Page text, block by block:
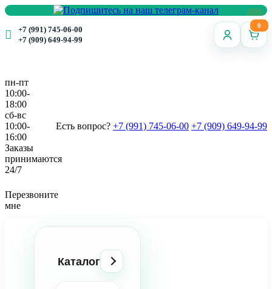
+7 (991) 745-06-00
+7 (909) 649-94-99
0
пн-пт
10:00-
18:00
сб-вс
10:00-
16:00
Заказы
принимаются
24/7
Есть вопрос? +7 (991) 745-06-00 +7 (909) 649-94-99
Перезвоните
мне
Каталог